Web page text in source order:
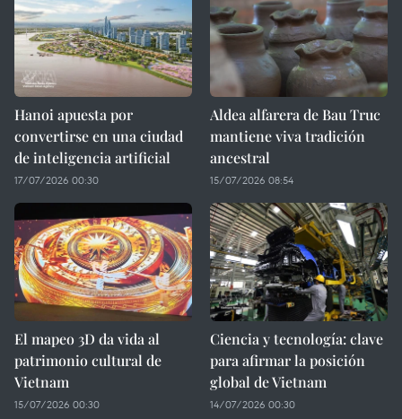
Hanoi apuesta por
convertirse en una ciudad
de inteligencia artificial
17/07/2026 00:30
Aldea alfarera de Bau Truc
mantiene viva tradición
ancestral
15/07/2026 08:54
El mapeo 3D da vida al
patrimonio cultural de
Vietnam
15/07/2026 00:30
Ciencia y tecnología: clave
para afirmar la posición
global de Vietnam
14/07/2026 00:30